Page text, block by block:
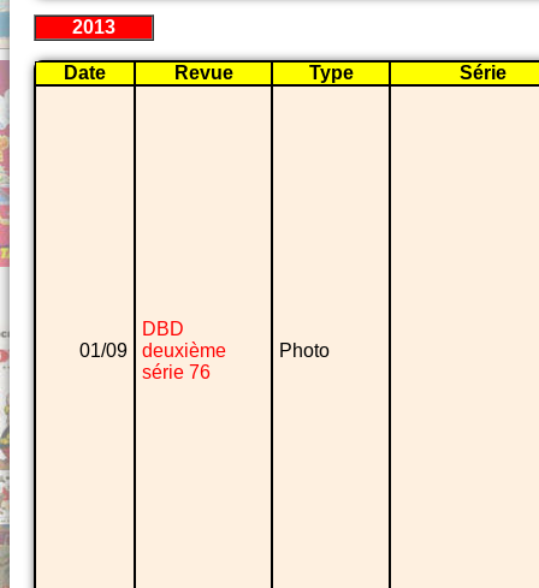
2013
Date Revue Type Série
01/09
DBD
deuxième
série 76
Photo